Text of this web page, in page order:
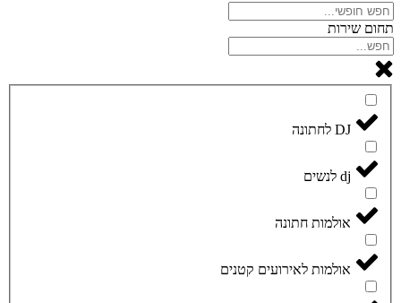
תחום שירות
DJ לחתונה
dj לנשים
אולמות חתונה
אולמות לאירועים קטנים